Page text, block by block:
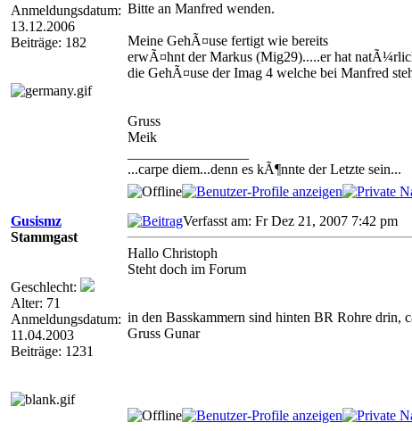
Anmeldungsdatum:
13.12.2006
Beiträge: 182
Bitte an Manfred wenden.
Meine GehÃ¤use fertigt wie bereits
erwÃ¤hnt der Markus (Mig29).....er hat
die GehÃ¤use der Imag 4 welche bei Manfred
Gruss
Meik
...carpe diem...denn es kÃ¶nnte der Letzte sein...
Gusismz
Stammgast
Geschlecht:
Alter: 71
Anmeldungsdatum:
11.04.2003
Beiträge: 1231
Verfasst am: Fr Dez 21, 2007 7:42 pm
Hallo Christoph
Steht doch im Forum
in den Basskammern sind hinten BR Rohre drin,
Gruss Gunar